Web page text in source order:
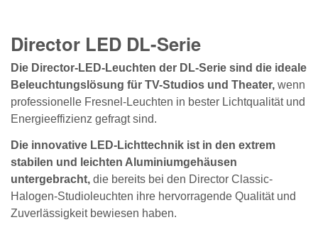
Director LED DL-Serie
Die Director-LED-Leuchten der DL-Serie sind die ideale
Beleuchtungslösung für TV-Studios und Theater, wenn
professionelle Fresnel-Leuchten in bester Lichtqualität und
Energieeffizienz gefragt sind.
Die innovative LED-Lichttechnik ist in den extrem
stabilen und leichten Aluminiumgehäusen
untergebracht, die bereits bei den Director Classic-
Halogen-Studioleuchten ihre hervorragende Qualität und
Zuverlässigkeit bewiesen haben.